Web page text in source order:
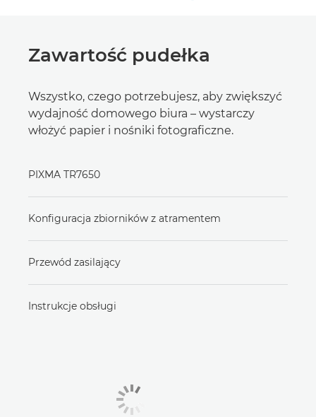
Zawartość pudełka
Wszystko, czego potrzebujesz, aby zwiększyć
wydajność domowego biura – wystarczy
włożyć papier i nośniki fotograficzne.
PIXMA TR7650
Konfiguracja zbiorników z atramentem
Przewód zasilający
Instrukcje obsługi